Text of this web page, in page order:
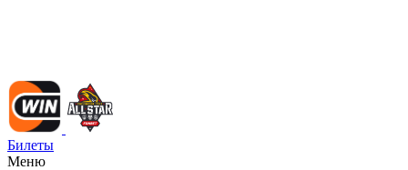
Билеты
Меню